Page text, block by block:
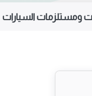
ومستلزمات السيارات